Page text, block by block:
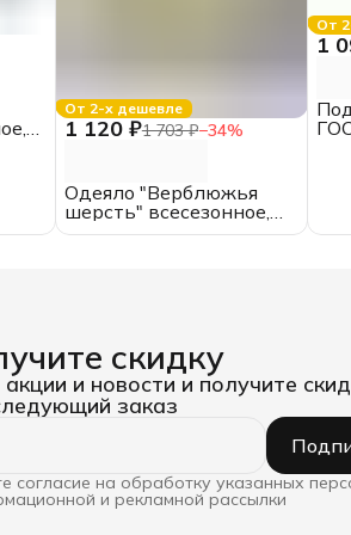
От 2-х дешевле
1 120 ₽1 703 ₽−34%
Одеяло "Верблюжья
шерсть" всесезонное,
2.0 спальное,
От
1
скидку
и новости и получите
заказ
согласие на обработку указанных
и рекламной рассылки